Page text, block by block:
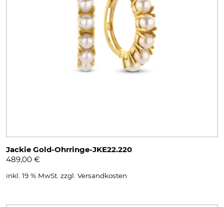
Jackie Gold-Ohrringe-JKE22.220
489,00 €
inkl. 19 % MwSt. zzgl. Versandkosten